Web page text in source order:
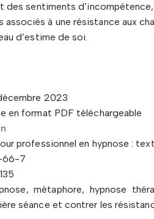
des sentiments
à une résistance aux
d’estime de soi.
2023
en format PDF téléchargeable
professionnel en hypnose :
7
métaphore, hypnose
séance et contrer les